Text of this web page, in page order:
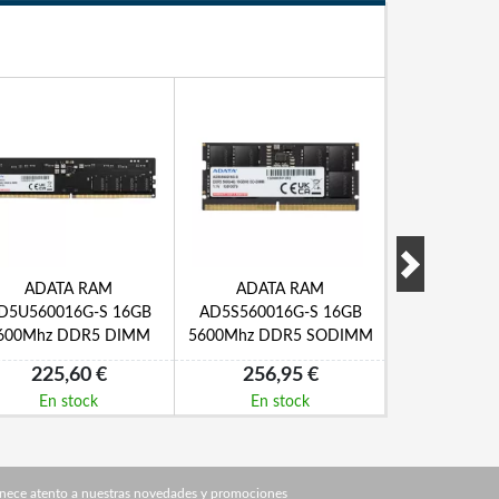
ADATA RAM
S 16GB
DDR5 DIMM
225,60 €
En stock
ADATA RAM
AD5S560016G-S 16GB
5600Mhz DDR5 SODIMM
256,95 €
En stock
Crucial
atento a nuestras novedades y promociones